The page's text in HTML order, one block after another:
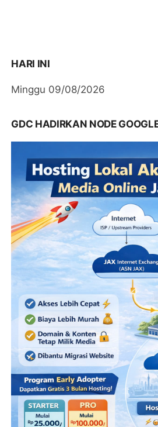
HARI INI
Minggu 09/08/2026
GDC HADIRKAN NODE